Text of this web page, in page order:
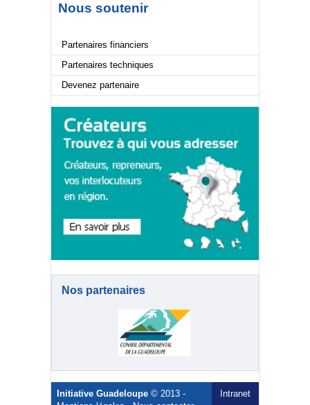
Nous soutenir
Partenaires financiers
Partenaires techniques
Devenez partenaire
Nos partenaires
Intranet
Initiative Guadeloupe © 2013 -